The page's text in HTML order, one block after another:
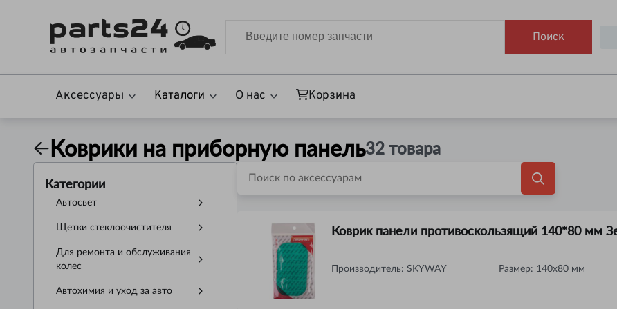
Поиск
Аксессуары Каталоги О нас Корзина
Коврики на приборную панель32 товара
Категории
Автосвет
Щетки стеклоочистителя
Для ремонта и обслуживания
колес
Автохимия и уход за авто
Коврик панели противоскользящий 140*80 мм
Производитель: SKYWAY Размер: 140x80 мм